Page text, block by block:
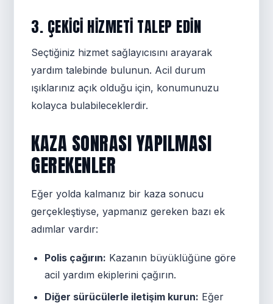
3. ÇEKICI HIZMETI TALEP EDIN
Seçtiğiniz hizmet sağlayıcısını arayarak
yardım talebinde bulunun. Acil durum
ışıklarınız açık olduğu için, konumunuzu
kolayca bulabileceklerdir.
KAZA SONRASI YAPILMASI
GEREKENLER
Eğer yolda kalmanız bir kaza sonucu
gerçekleştiyse, yapmanız gereken bazı ek
adımlar vardır:
Polis çağırın: Kazanın büyüklüğüne göre
acil yardım ekiplerini çağırın.
Diğer sürücülerle iletişim kurun: Eğer